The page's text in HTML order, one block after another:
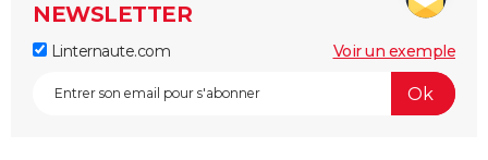
NEWSLETTER
Linternaute.com Voir un exemple